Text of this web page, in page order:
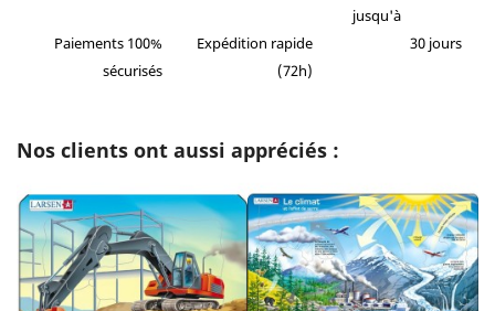
Paiements 100%
sécurisés
Expédition rapide
(72h)
jusqu'à
30 jours
Nos clients ont aussi appréciés :